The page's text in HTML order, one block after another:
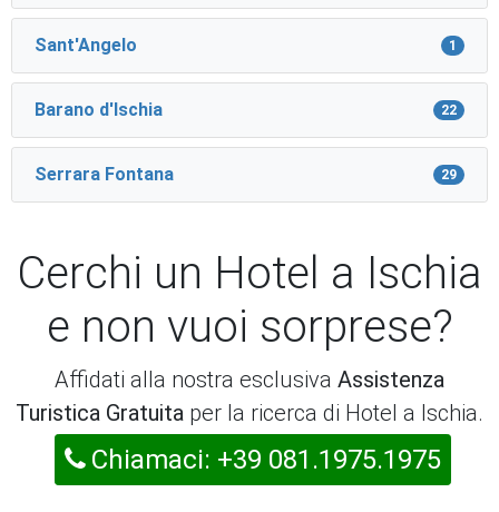
Sant'Angelo 1
Barano d'Ischia 22
Serrara Fontana 29
Cerchi un Hotel a Ischia
e non vuoi sorprese?
Affidati alla nostra esclusiva Assistenza
Turistica Gratuita per la ricerca di Hotel a Ischia.
Chiamaci: +39 081.1975.1975